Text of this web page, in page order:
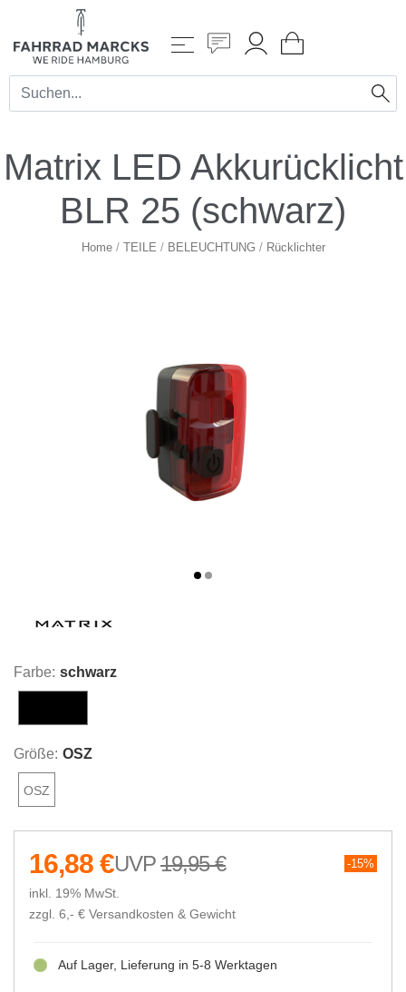
Matrix LED Akkurücklicht
BLR 25 (schwarz)
Home/ TEILE / BELEUCHTUNG / Rücklichter
Farbe: schwarz
Größe: OSZ
OSZ
19,95 € 15%
16,88 €
inkl. 19% MwSt.
zzgl. 6,- € Versandkosten & Gewicht
Auf Lager, Lieferung in 5-8 Werktagen